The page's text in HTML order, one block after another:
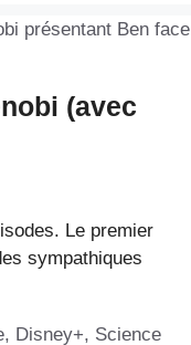
(avec
Le premier
sympathiques
, Disney+, Science